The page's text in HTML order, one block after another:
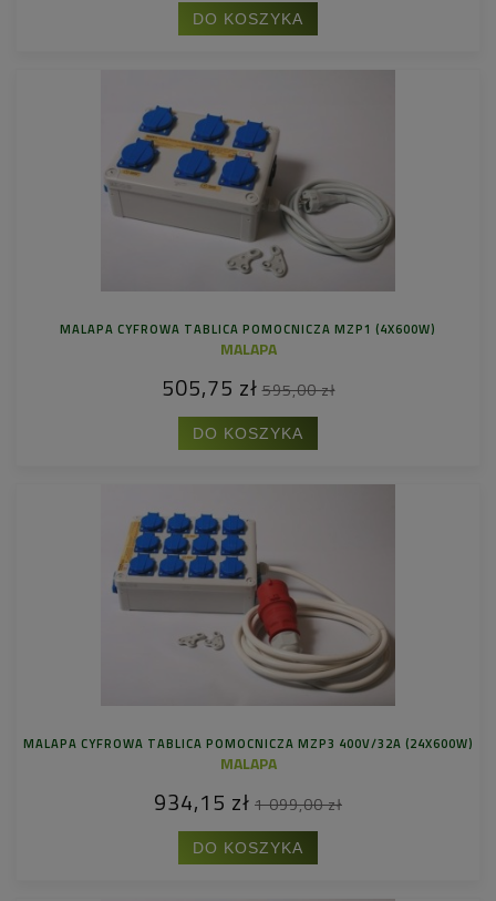
DO KOSZYKA
MALAPA CYFROWA TABLICA POMOCNICZA MZP1 (4X600W)
MALAPA
505,75 zł 595,00 zł
DO KOSZYKA
MALAPA CYFROWA TABLICA POMOCNICZA MZP3 400V/32A (24X600W)
MALAPA
934,15 zł 1 099,00 zł
DO KOSZYKA